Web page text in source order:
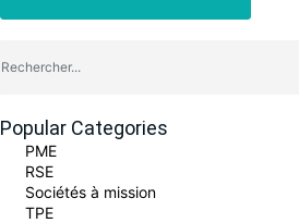
Popular Categories
PME
RSE
Sociétés à mission
TPE